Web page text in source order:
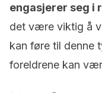
engasjerer seg i
det være viktig å
kan føre til denne
foreldrene kan